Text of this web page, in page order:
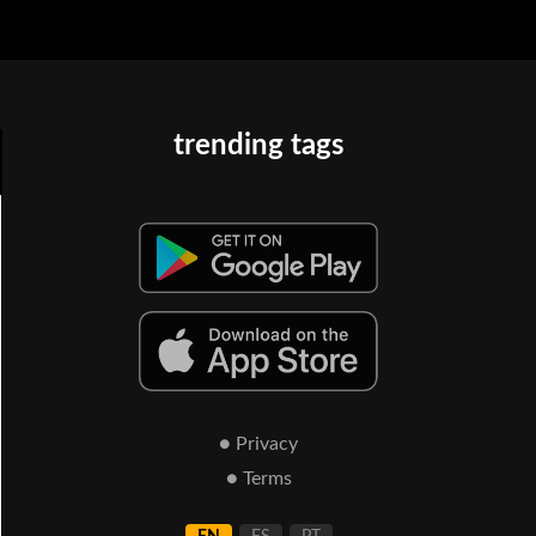
trending tags
● Privacy
● Terms